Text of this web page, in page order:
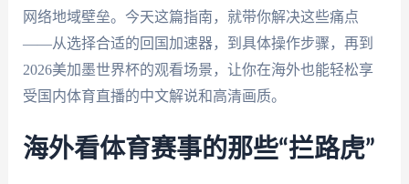
网络地域壁垒。今天这篇指南，就带你解决这些痛点
——从选择合适的回国加速器，到具体操作步骤，再到
2026美加墨世界杯的观看场景，让你在海外也能轻松享
受国内体育直播的中文解说和高清画质。
海外看体育赛事的那些“拦路虎”